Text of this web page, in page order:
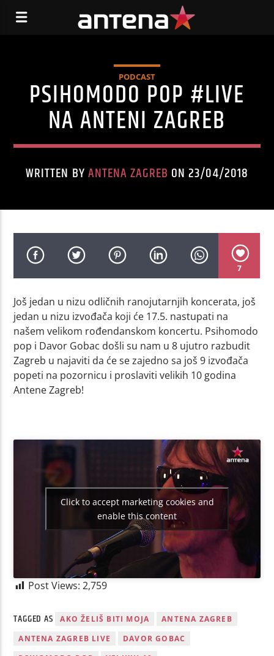
PODCAST
PSIHOMODO POP #LIVE
NA ANTENI ZAGREB
WRITTEN BYANTENA ZAGREB ON 23/04/2018
7
Još jedan u nizu odličnih ranojutarnjih koncerata, još
jedan u nizu izvođača koji će 17.5. nastupati na
našem velikom rođendanskom koncertu. Psihomodo
pop i Davor Gobac došli su nam u 8 ujutro razbudit
Zagreb u najaviti da će se zajedno sa još 9 izvođača
popeti na pozornicu i proslaviti velikih 10 godina
Antene Zagreb!
Click to accept marketing cookies and
enable this content
Post Views: 2,759
TAGGED AS AKO ŽELIŠ BITI MOJA
ANTENA ZAGREB
ANTENA ZAGREB LIVE
DAVOR GOBAC